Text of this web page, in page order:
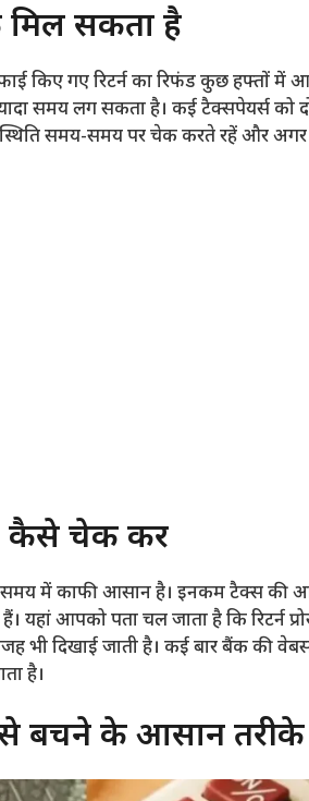
सकता है
किए गए रिटर्न का रिफंड कुछ हफ्तों में
समय लग सकता है। कई टैक्सपेयर्स को
समय-समय पर चेक करते रहें और अगर
कैसे चेक करें
में काफी आसान है। इनकम टैक्स की
यहां आपको पता चल जाता है कि रिटर्न
भी दिखाई जाती है। कई बार बैंक की
है।
बचने के आसान तरीके